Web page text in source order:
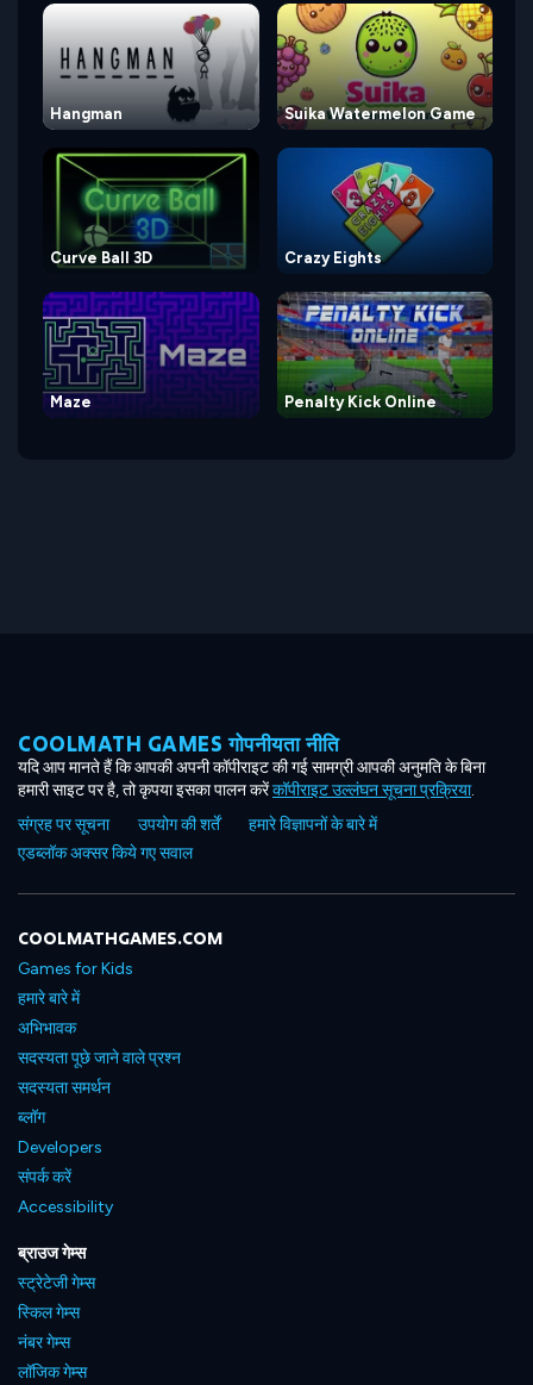
Hangman Suika Watermelon Game
Curve Ball 3D Crazy Eights
Maze Penalty Kick Online
COOLMATH GAMES गोपनीयता नीति
यदि आप मानते हैं कि आपकी अपनी कॉपीराइट की गई सामग्री आपकी अनुमति के बिना
हमारी साइट पर है, तो कृपया इसका पालन करेंकॉपीराइट उल्लंघन सूचना प्रक्रिया.
संग्रह पर सूचना
उपयोग की शर्तें
हमारे विज्ञापनों के बारे में
एडब्लॉक अक्सर किये गए सवाल
COOLMATHGAMES.COM
Games for Kids
हमारे बारे में
अभिभावक
सदस्यता पूछे जाने वाले प्रश्न
सदस्यता समर्थन
ब्लॉग
Developers
संपर्क करें
Accessibility
ब्राउज गेम्स
स्ट्रेटेजी गेम्स
स्किल गेम्स
नंबर गेम्स
लॉजिक गेम्स